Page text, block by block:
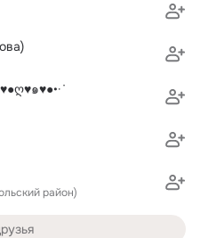
๑♥●•·˙
район)